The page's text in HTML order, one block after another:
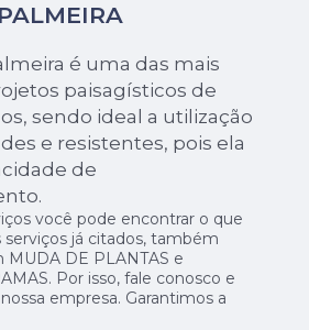
é uma das mais
paisagísticos de
sendo ideal a utilização
e resistentes, pois ela
de
você pode encontrar o que
serviços já citados, também
MUDA DE PLANTAS e
Por isso, fale conosco e
empresa. Garantimos a